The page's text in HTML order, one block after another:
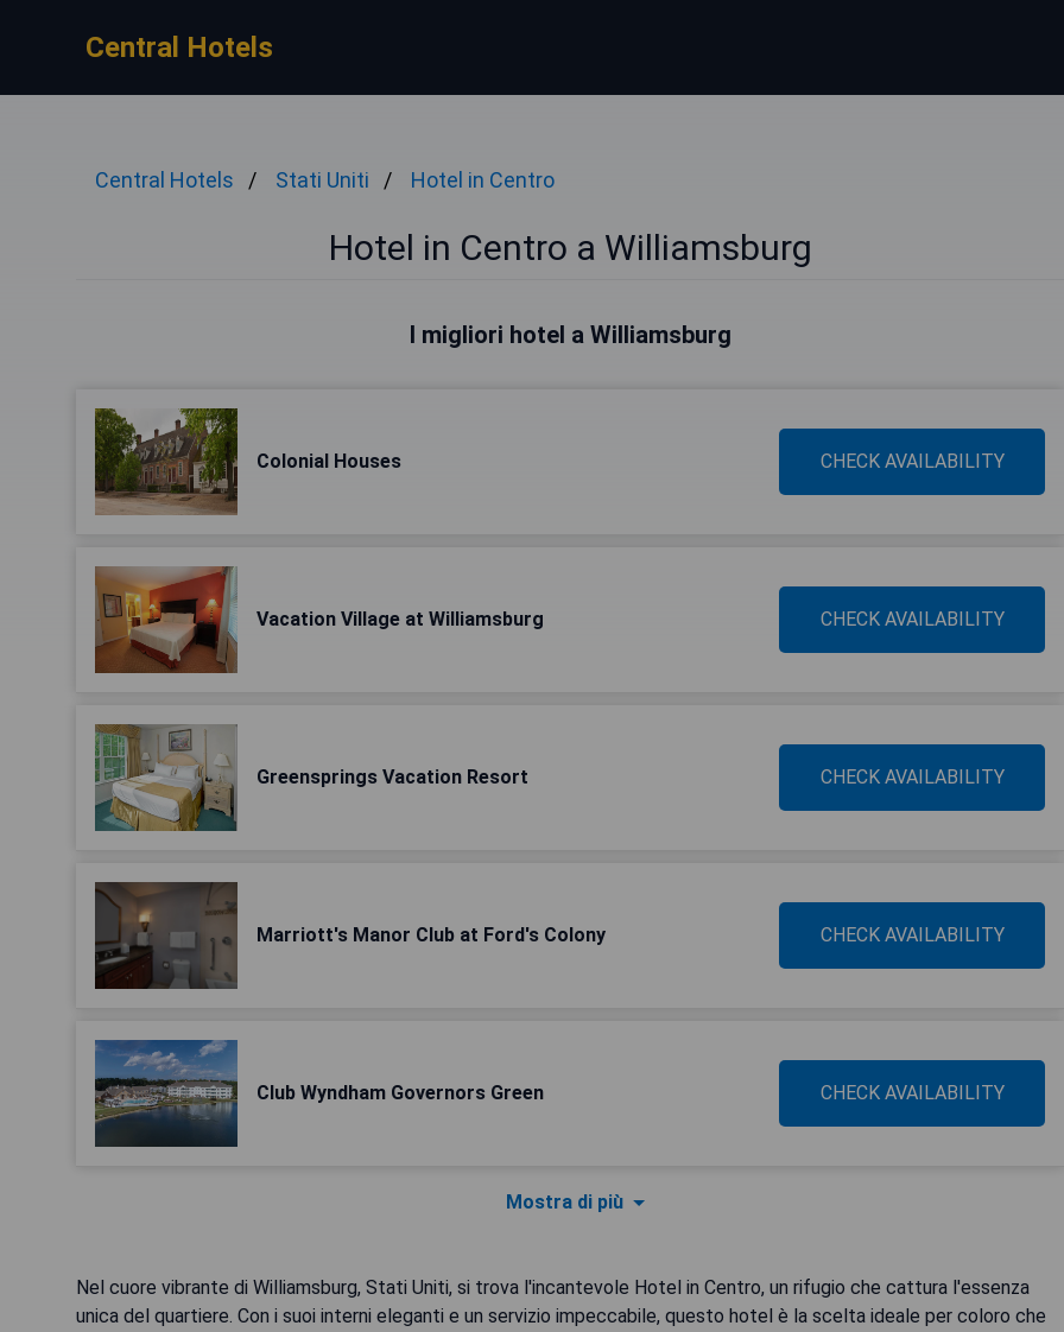
Central Hotels
Central Hotels Stati Uniti Hotel in Centro
Hotel in Centro a Williamsburg
I migliori hotel a Williamsburg
Colonial Houses CHECK AVAILABILITY
Vacation Village at Williamsburg CHECK AVAILABILITY
Greensprings Vacation Resort CHECK AVAILABILITY
Marriott's Manor Club at Ford's Colony CHECK AVAILABILITY
Club Wyndham Governors Green CHECK AVAILABILITY
Mostra di più
Nel cuore vibrante di Williamsburg, Stati Uniti, si trova l'incantevole Hotel in Centro, un rifugio che cattura l'essenza
unica del quartiere. Con i suoi interni eleganti e un servizio impeccabile, questo hotel è la scelta ideale per coloro che